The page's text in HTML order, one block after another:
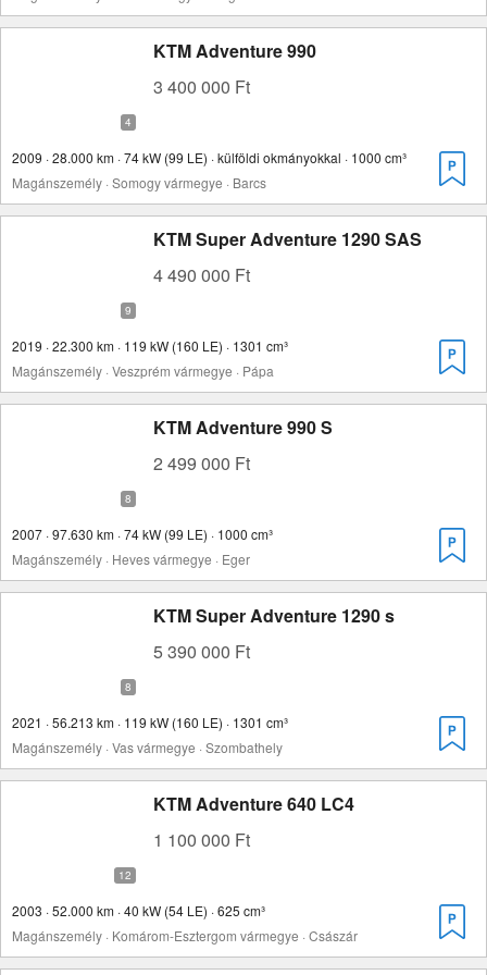
KTM Adventure 990
3 400 000 Ft
2009 · 28.000 km · 74 kW (99 LE) · külföldi okmányokkal · 1000 cm³
Magánszemély · Somogy vármegye · Barcs
KTM Super Adventure 1290 SAS
4 490 000 Ft
2019 · 22.300 km · 119 kW (160 LE) · 1301 cm³
Magánszemély · Veszprém vármegye · Pápa
KTM Adventure 990 S
2 499 000 Ft
2007 · 97.630 km · 74 kW (99 LE) · 1000 cm³
Magánszemély · Heves vármegye · Eger
KTM Super Adventure 1290 s
5 390 000 Ft
2021 · 56.213 km · 119 kW (160 LE) · 1301 cm³
Magánszemély · Vas vármegye · Szombathely
KTM Adventure 640 LC4
1 100 000 Ft
2003 · 52.000 km · 40 kW (54 LE) · 625 cm³
Magánszemély · Komárom-Esztergom vármegye · Császár